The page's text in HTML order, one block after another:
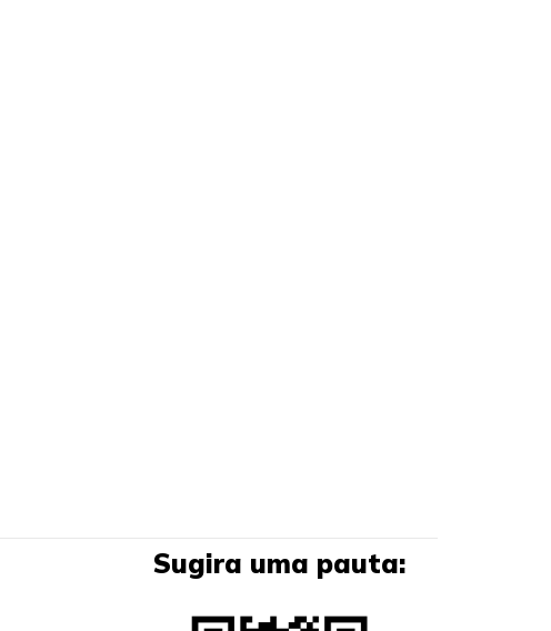
Sugira uma pauta: